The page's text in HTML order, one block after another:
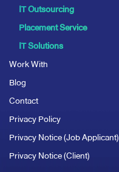
IT Outsourcing
Placement Service
IT Solutions
Work With
Blog
Contact
Privacy Policy
Privacy Notice (Job Applicant)
Privacy Notice (Client)